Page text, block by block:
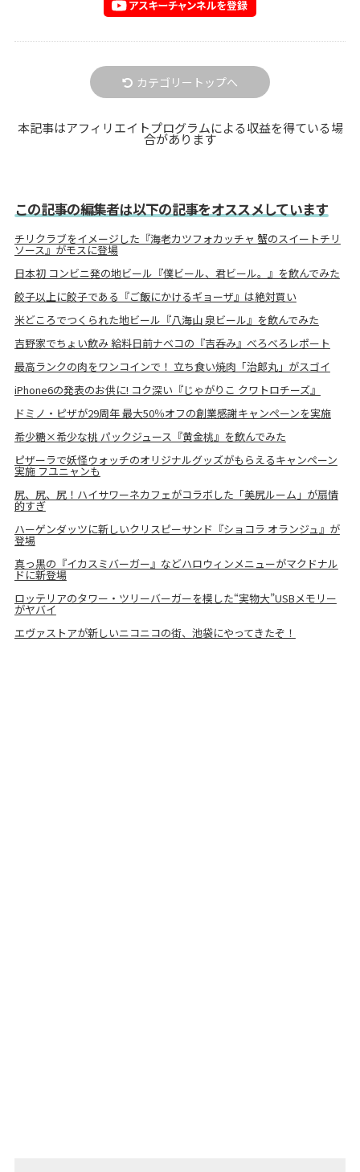
カテゴリートップへ
本記事はアフィリエイトプログラムによる収益を得ている場
合があります
この記事の編集者は以下の記事をオススメしています
チリクラブをイメージした『海老カツフォカッチャ 蟹のスイートチリ
ソース』がモスに登場
日本初 コンビニ発の地ビール『僕ビール、君ビール。』を飲んでみた
餃子以上に餃子である『ご飯にかけるギョーザ』は絶対買い
米どころでつくられた地ビール『八海山 泉ビール』を飲んでみた
吉野家でちょい飲み 給料日前ナベコの『吉呑み』べろべろレポート
最高ランクの肉をワンコインで！ 立ち食い焼肉「治郎丸」がスゴイ
iPhone6の発表のお供に! コク深い『じゃがりこ クワトロチーズ』
ドミノ・ピザが29周年 最大50％オフの創業感謝キャンペーンを実施
希少糖×希少な桃 パックジュース『黄金桃』を飲んでみた
ピザーラで妖怪ウォッチのオリジナルグッズがもらえるキャンペーン
実施 フユニャンも
尻、尻、尻！ハイサワーネカフェがコラボした「美尻ルーム」が扇情
的すぎ
ハーゲンダッツに新しいクリスピーサンド『ショコラ オランジュ』が
登場
真っ黒の『イカスミバーガー』などハロウィンメニューがマクドナル
ドに新登場
ロッテリアのタワー・ツリーバーガーを模した“実物大”USBメモリー
がヤバイ
エヴァストアが新しいニコニコの街、池袋にやってきたぞ！